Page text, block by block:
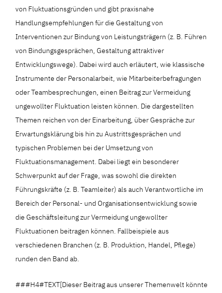
von Fluktuationsgründen und gibt praxisnahe
Handlungsempfehlungen für die Gestaltung von
Interventionen zur Bindung von Leistungsträgern (z. B. Führen
von Bindungsgesprächen, Gestaltung attraktiver
Entwicklungswege). Dabei wird auch erläutert, wie klassische
Instrumente der Personalarbeit, wie Mitarbeiterbefragungen
oder Teambesprechungen, einen Beitrag zur Vermeidung
ungewollter Fluktuation leisten können. Die dargestellten
Themen reichen von der Einarbeitung, über Gespräche zur
Erwartungsklärung bis hin zu Austrittsgesprächen und
typischen Problemen bei der Umsetzung von
Fluktuationsmanagement. Dabei liegt ein besonderer
Schwerpunkt auf der Frage, was sowohl die direkten
Führungskräfte (z. B. Teamleiter) als auch Verantwortliche im
Bereich der Personal- und Organisationsentwicklung sowie
die Geschäftsleitung zur Vermeidung ungewollter
Fluktuationen beitragen können. Fallbeispiele aus
verschiedenen Branchen (z. B. Produktion, Handel, Pflege)
runden den Band ab.
###H4#TEXT[Dieser Beitrag aus unserer Themenwelt könnte